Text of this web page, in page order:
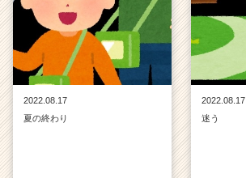
2022.08.17
夏の終わり
2022.08.17
迷う